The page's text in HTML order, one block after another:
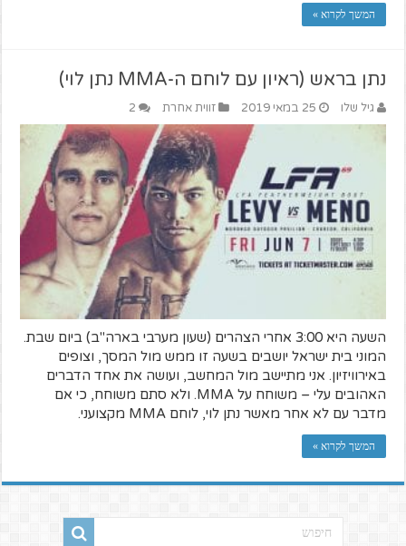
המשך לקרוא »
נתן בראש (ראיון עם לוחם ה-MMA נתן לוי)
גיל שלו 25 במאי 2019 זווית אחרת 2
השעה היא 3:00 אחרי הצהרים (שעון מערבי בארה"ב) ביום שבת.
המוני בית ישראל יושבים בשעה זו ממש מול המסך, וצופים
באירוויזיון. אני מתיישב מול המחשב, ועושה את אחד הדברים
האהובים עלי – משוחח על MMA. ולא סתם משוחח, כי אם
מדבר עם לא אחר מאשר נתן לוי, לוחם MMA מקצועני.
המשך לקרוא »